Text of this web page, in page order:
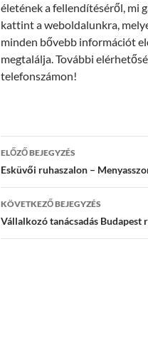
életének a fellendítéséről, mi
kattint a weboldalunkra,
minden bővebb információt
megtalálja. További
telefonszámon!
Bejegyzés
navigáció
ELŐZŐ BEJEGYZÉS
Esküvői ruhaszalon –
KÖVETKEZŐ BEJEGYZÉS
Vállalkozó tanácsadás Budapest